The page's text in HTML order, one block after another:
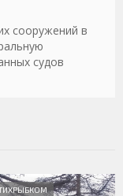
сооружений в
судов